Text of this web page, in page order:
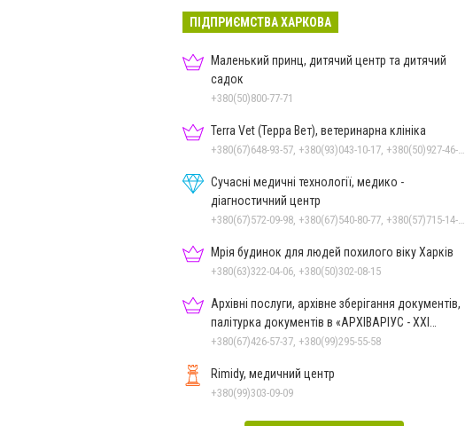
ПІДПРИЄМСТВА ХАРКОВА
Маленький принц, дитячий центр та дитячий
садок
+380(50)800-77-71
Terra Vet (Терра Вет), ветеринарна клініка
Сучасні медичні технології, медико -
діагностичний центр
Мрія будинок для людей похилого віку Харків
+380(63)322-04-06, +380(50)302-08-15
Архівні послуги, архівне зберігання документів,
палітурка документів в «АРХІВАРІУС - ХХІ
СТОЛІТТЯ»
+380(67)426-57-37, +380(99)295-55-58
Rimidy, медичний центр
+380(99)303-09-09